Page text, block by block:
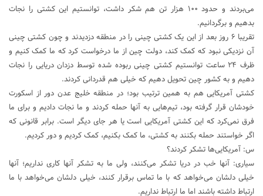
می‌بردند و حدود ۱۰۰ هزار تن هم شکر داشت، توانستیم این کشتی را نجات
بدهیم و برگردانیم.
تقریبا ۶ روز بعد از این یک کشتی چینی را در منطقه دزدیدند و چون کشتی چینی
آن نزدیکی نبود که کمک کند، دولت چین از ما درخواست کرد که ما کمک کنیم و
ظرف ۲۴ ساعت توانستیم کشتی چینی ربوده شده توسط دزدان دریایی را نجات
دهیم و به کشور چین تحویل دهیم که خیلی هم قدردانی کردند.
کشتی آمریکایی هم به همین ترتیب بود؛ در منطقه خلیج عدن دور از اسکورت
خودشان قرار گرفته بود، تیم‌هایی به آنها حمله کردند و ما نجات دادیم و برای ما
فرق نمی‌کرد که این کشتی آمریکایی است یا هر جای دیگر است. برابر قانونی که
اگر خواستند حمله بکنند به کشتی، ما کمک بکنیم، کمک کردیم و دور کردیم.
س: آمریکایی‌ها تشکر کردند؟
سیاری: آنها خب در دریا تشکر می‌کنند، ولی ما به تشکر آنها کاری نداریم؛ آنها
خیلی دلشان می‌خواهد که با ما تماس برقرار کنند، خیلی دلشان می‌خواهد با ما
ارتباط داشته باشند اما ما ارتباط نداریم.